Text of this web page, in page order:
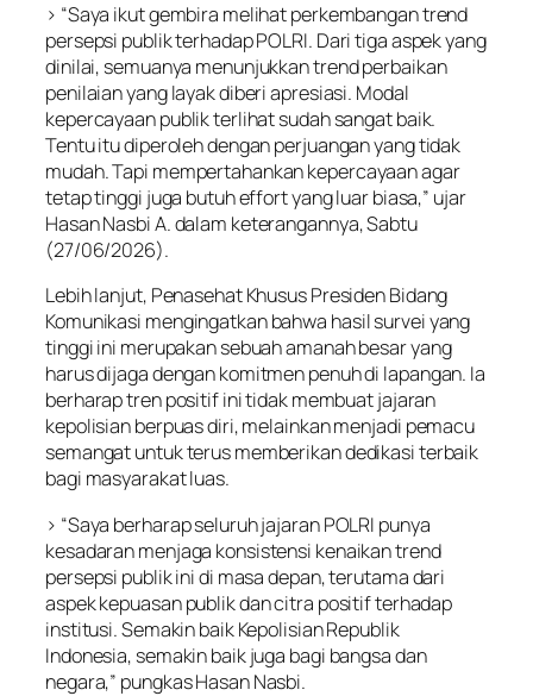
> “Saya ikut gembira melihat perkembangan trend
persepsi publik terhadap POLRI. Dari tiga aspek yang
dinilai, semuanya menunjukkan trend perbaikan
penilaian yang layak diberi apresiasi. Modal
kepercayaan publik terlihat sudah sangat baik.
Tentu itu diperoleh dengan perjuangan yang tidak
mudah. Tapi mempertahankan kepercayaan agar
tetap tinggi juga butuh effort yang luar biasa,” ujar
Hasan Nasbi A. dalam keterangannya, Sabtu
(27/06/2026).
Lebih lanjut, Penasehat Khusus Presiden Bidang
Komunikasi mengingatkan bahwa hasil survei yang
tinggi ini merupakan sebuah amanah besar yang
harus dijaga dengan komitmen penuh di lapangan. Ia
berharap tren positif ini tidak membuat jajaran
kepolisian berpuas diri, melainkan menjadi pemacu
semangat untuk terus memberikan dedikasi terbaik
bagi masyarakat luas.
> “Saya berharap seluruh jajaran POLRI punya
kesadaran menjaga konsistensi kenaikan trend
persepsi publik ini di masa depan, terutama dari
aspek kepuasan publik dan citra positif terhadap
institusi. Semakin baik Kepolisian Republik
Indonesia, semakin baik juga bagi bangsa dan
negara,” pungkas Hasan Nasbi.